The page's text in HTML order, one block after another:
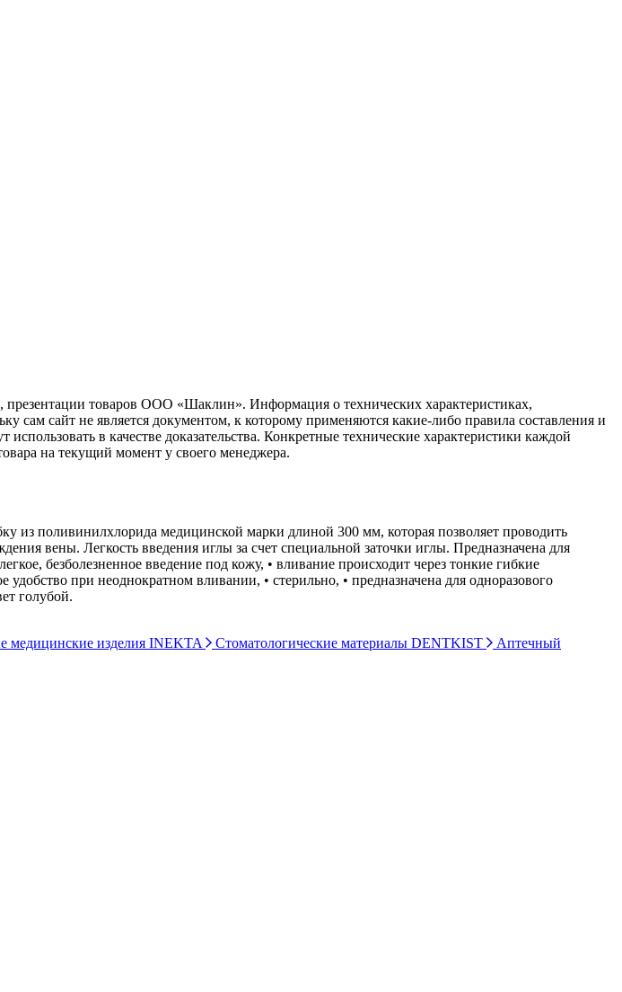
товаров ООО «Шаклин». Информация о технических характеристиках,
сам сайт не является документом, к которому применяются какие-либо правила составления и
в качестве доказательства. Конкретные технические характеристики каждой
на текущий момент у своего менеджера.
из поливинилхлорида медицинской марки длиной 300 мм, которая позволяет проводить
вены. Легкость введения иглы за счет специальной заточки иглы. Предназначена для
безболезненное введение под кожу, • вливание происходит через тонкие гибкие
при неоднократном вливании, • стерильно, • предназначена для одноразового
голубой.
медицинские изделия INEKTA Стоматологические материалы DENTKIST
Аптечный